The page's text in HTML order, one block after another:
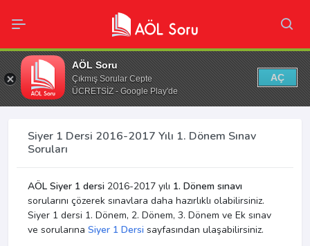
AÖL Soru
Çıkmış Sorular Cepte
ÜCRETSİZ - Google Play'de
AÇ
Siyer 1 Dersi 2016-2017 Yılı 1. Dönem Sınav
Soruları
AÖL Siyer 1 dersi 2016-2017 yılı 1. Dönem sınavı
sorularını çözerek sınavlara daha hazırlıklı olabilirsiniz.
Siyer 1 dersi 1. Dönem, 2. Dönem, 3. Dönem ve Ek sınav
ve sorularına Siyer 1 Dersi sayfasından ulaşabilirsiniz.